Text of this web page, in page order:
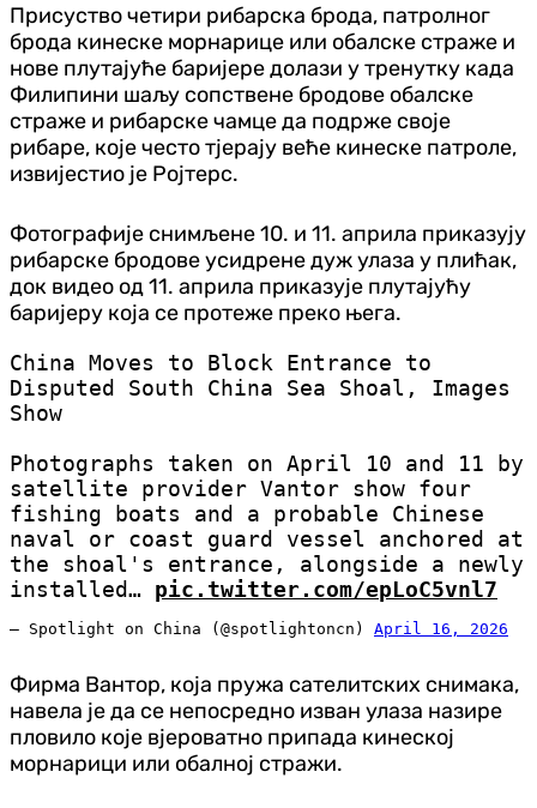
Присуство четири рибарска брода, патролног
брода кинеске морнарице или обалске страже и
нове плутајуће баријере долази у тренутку када
Филипини шаљу сопствене бродове обалске
страже и рибарске чамце да подрже своје
рибаре, које често тјерају веће кинеске патроле,
извијестио је Ројтерс.
Фотографије снимљене 10. и 11. априла приказују
рибарске бродове усидрене дуж улаза у плићак,
док видео од 11. априла приказује плутајућу
баријеру која се протеже преко њега.
China Moves to Block Entrance to
Disputed South China Sea Shoal, Images
Show
Photographs taken on April 10 and 11 by
satellite provider Vantor show four
fishing boats and a probable Chinese
naval or coast guard vessel anchored at
the shoal's entrance, alongside a newly
installed… pic.twitter.com/epLoC5vnl7
— Spotlight on China (@spotlightoncn) April 16, 2026
Фирма Вантор, која пружа сателитских снимака,
навела је да се непосредно изван улаза назире
пловило које вјероватно припада кинеској
морнарици или обалној стражи.